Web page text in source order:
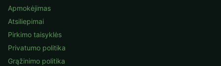
Apmokėjimas
Atsiliepimai
Pirkimo taisyklės
Privatumo politika
Grąžinimo politika